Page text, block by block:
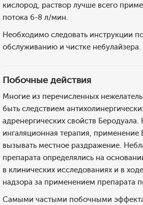
кислород, раствор лучше всего
потока 6-8 л/мин.
Необходимо следовать инструкции
обслуживанию и чистке небулайзера.
Побочные действия
Многие из перечисленных
быть следствием
адренергических свойств Беродуала.
ингаляционная терапия, применение
вызывать местное раздражение.
препарата определялись на
в клинических исследованиях и в
надзора за применением препарата
Самыми частыми побочными